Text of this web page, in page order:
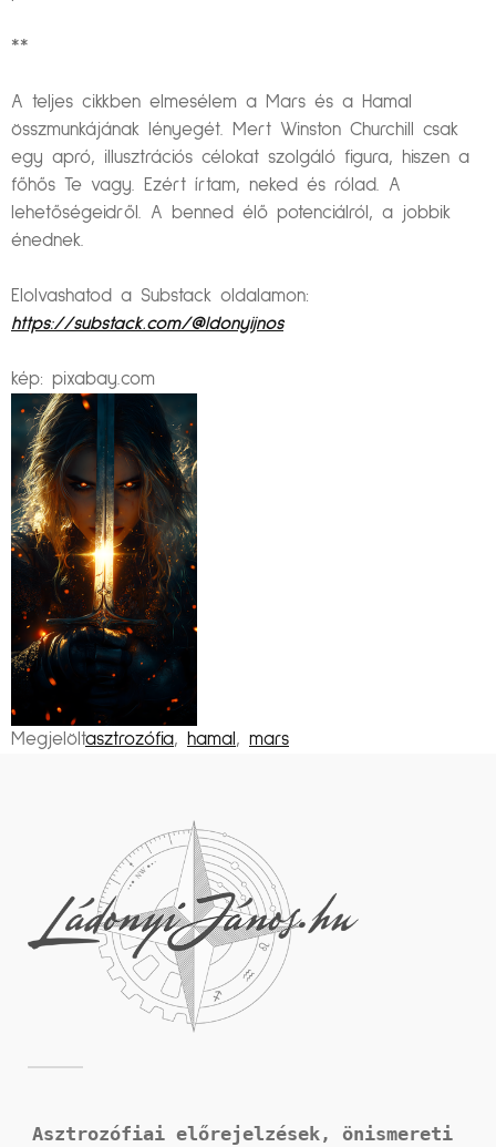
**
A teljes cikkben elmesélem a Mars és a Hamal
összmunkájának lényegét. Mert Winston Churchill csak
egy apró, illusztrációs célokat szolgáló figura, hiszen a
főhős Te vagy. Ezért írtam, neked és rólad. A
lehetőségeidről. A benned élő potenciálról, a jobbik
énednek.
Elolvashatod a Substack oldalamon:
https://substack.com/@ldonyijnos
kép: pixabay.com
Megjelöltasztrozófia, hamal , mars
Asztrozófiai előrejelzések, önismereti